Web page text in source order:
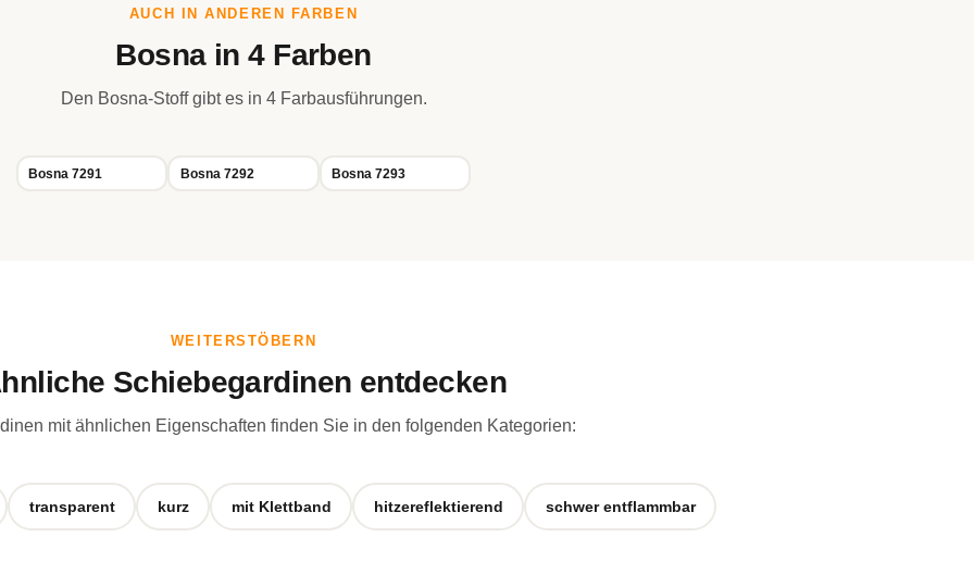
AUCH IN ANDEREN FARBEN
Bosna in 4 Farben
Den Bosna-Stoff gibt es in 4 Farbausführungen.
Bosna 7291 Bosna 7292 Bosna 7293
WEITERSTÖBERN
Schiebegardinen entdecken
mit ähnlichen Eigenschaften finden Sie in den folgenden Kategorien:
transparent kurz mit Klettband hitzereflektierend schwer entflammbar